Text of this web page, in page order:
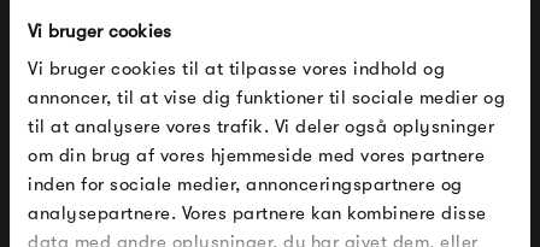
Vi bruger cookies
Vi bruger cookies til at tilpasse vores indhold og
annoncer, til at vise dig funktioner til sociale medier og
til at analysere vores trafik. Vi deler også oplysninger
om din brug af vores hjemmeside med vores partnere
inden for sociale medier, annonceringspartnere og
analysepartnere. Vores partnere kan kombinere disse
data med andre oplysninger, du har givet dem, eller
HAY Weekday Cushion -
190 x 32 – Beige
1 099,00 kr
HAY Weekday Cushion -
190 x 32 – Olive
1 099,00 kr
FÅ 10% PÅ DIN NÆSTE ORDRE
Indtast din e-mail, så sender vi rabatkoden til dig på